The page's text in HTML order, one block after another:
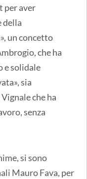
per aver
della
un concetto
che ha
e solidale
sia
che ha
senza
si sono
Mauro Fava, per